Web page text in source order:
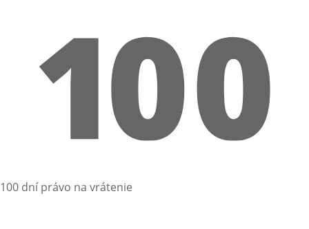
100 dní právo na vrátenie